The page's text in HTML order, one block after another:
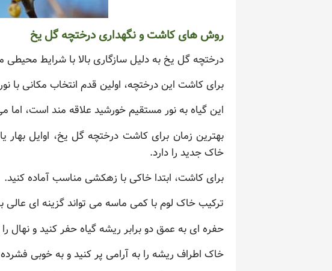
روش های کاشت و نگهداری درختچه گل یخ
درختچه گل یخ به دلیل سازگاری بالا با شرایط
برای کاشت این درختچه، اولین قدم انتخاب مکانی با
این گیاه به نور مستقیم خورشید علاقه مند است، اما
بهترین زمان برای کاشت درختچه گل یخ، اوایل بهار
خاک جدید را دارد.
برای کاشت، ابتدا خاکی با زهکشی مناسب آماده کنید.
ترکیب خاک لوم با کمی ماسه می تواند گزینه ای عالی
حفره ای به عمق دو برابر ریشه گیاه حفر کنید و
خاک اطراف ریشه را به آرامی پر کنید و به خوبی